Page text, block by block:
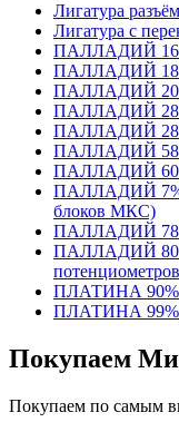
Лигатура
Лигатура с
ПАЛЛАДИЙ
ПАЛЛАДИЙ
ПАЛЛАДИЙ
ПАЛЛАДИЙ
ПАЛЛАДИЙ
ПАЛЛАДИЙ
ПАЛЛАДИЙ
ПАЛЛАДИЙ 7%
блоков МКС)
ПАЛЛАДИЙ
ПАЛЛАДИЙ 80%
ПЛАТИНА 90%
ПЛАТИНА 99%
Покупаем
Покупаем по самым